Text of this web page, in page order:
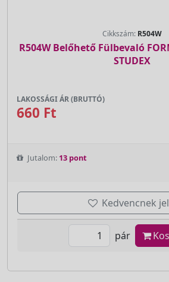
Cikkszám: R504W
R504W Belőhető Fülbevaló
STUDEX
LAKOSSÁGI ÁR (BRUTTÓ)
660 Ft
Jutalom: 13 pont
Kedvencnek
pár